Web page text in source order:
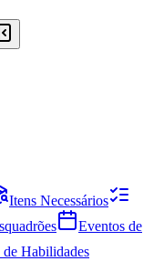
Itens Necessários
Eventos de
Habilidades